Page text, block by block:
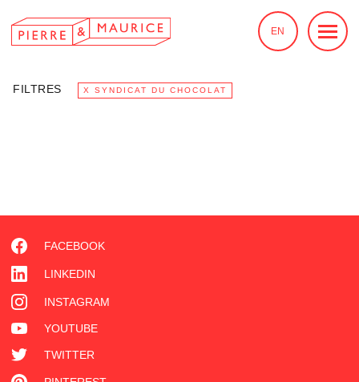
EN
FILTRES X SYNDICAT DU CHOCOLAT
FACEBOOK
LINKEDIN
INSTAGRAM
YOUTUBE
TWITTER